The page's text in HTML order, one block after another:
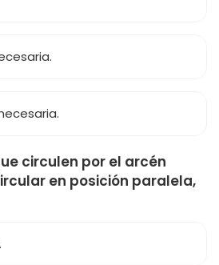
circulen por el arcén
en posición paralela,